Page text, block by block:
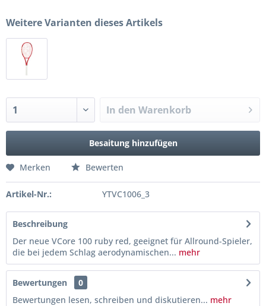
Weitere Varianten dieses Artikels
In den Warenkorb
Besaitung hinzufügen
Merken Bewerten
Artikel-Nr.: YTVC1006_3
Beschreibung
Der neue VCore 100 ruby red, geeignet für Allround-Spieler,
die bei jedem Schlag aerodynamischen... mehr
Bewertungen
0
Bewertungen lesen, schreiben und diskutieren... mehr